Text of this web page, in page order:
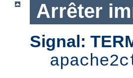
Arrêter
Signal: